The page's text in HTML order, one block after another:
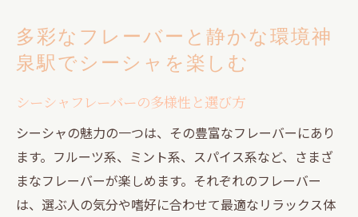
多彩なフレーバーと静かな環境神
泉駅でシーシャを楽しむ
シーシャフレーバーの多様性と選び方
シーシャの魅力の一つは、その豊富なフレーバーにあり
ます。フルーツ系、ミント系、スパイス系など、さまざ
まなフレーバーが楽しめます。それぞれのフレーバー
は、選ぶ人の気分や嗜好に合わせて最適なリラックス体